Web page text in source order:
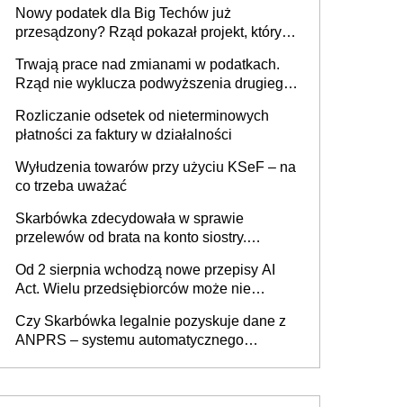
Nowy podatek dla Big Techów już
przesądzony? Rząd pokazał projekt, który
Trwają prace nad zmianami w podatkach.
Rząd nie wyklucza podwyższenia drugiego
Rozliczanie odsetek od nieterminowych
płatności za faktury w działalności
Wyłudzenia towarów przy użyciu KSeF – na
co trzeba uważać
Skarbówka zdecydowała w sprawie
przelewów od brata na konto siostry.
darowizna, ale podatku jednak nie będzie
Od 2 sierpnia wchodzą nowe przepisy AI
Act. Wielu przedsiębiorców może nie
Czy Skarbówka legalnie pozyskuje dane z
ANPRS – systemu automatycznego